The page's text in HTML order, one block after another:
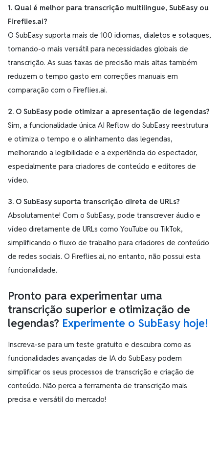
1. Qual é melhor para transcrição multilingue, SubEasy ou
Fireflies.ai?
O SubEasy suporta mais de 100 idiomas, dialetos e sotaques,
tornando-o mais versátil para necessidades globais de
transcrição. As suas taxas de precisão mais altas também
reduzem o tempo gasto em correções manuais em
comparação com o Fireflies.ai.
2. O SubEasy pode otimizar a apresentação de legendas?
Sim, a funcionalidade única AI Reflow do SubEasy reestrutura
e otimiza o tempo e o alinhamento das legendas,
melhorando a legibilidade e a experiência do espectador,
especialmente para criadores de conteúdo e editores de
vídeo.
3. O SubEasy suporta transcrição direta de URLs?
Absolutamente! Com o SubEasy, pode transcrever áudio e
vídeo diretamente de URLs como YouTube ou TikTok,
simplificando o fluxo de trabalho para criadores de conteúdo
de redes sociais. O Fireflies.ai, no entanto, não possui esta
funcionalidade.
Pronto para experimentar uma
transcrição superior e otimização de
legendas? Experimente o SubEasy hoje!
Inscreva-se para um teste gratuito e descubra como as
funcionalidades avançadas de IA do SubEasy podem
simplificar os seus processos de transcrição e criação de
conteúdo. Não perca a ferramenta de transcrição mais
precisa e versátil do mercado!